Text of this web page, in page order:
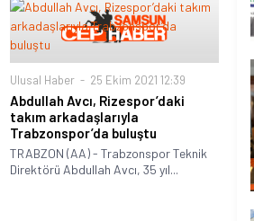
Ulusal Haber 25 Ekim 2021 12:39
Abdullah Avcı, Rizespor’daki
takım arkadaşlarıyla
Trabzonspor’da buluştu
TRABZON (AA) - Trabzonspor Teknik
Direktörü Abdullah Avcı, 35 yıl...